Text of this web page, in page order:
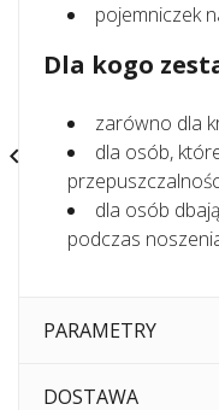
PARAMETRY
DOSTAWA
pojemniczek
Dla kogo
zarówno dla
dla osób,
dla osób
podczas
